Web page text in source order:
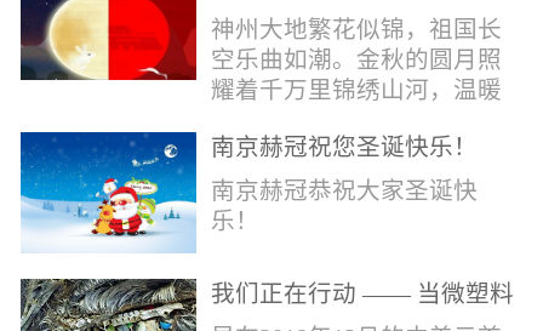
诞，科亚祝家国和融事事
圆！
神州大地繁花似锦，祖国长
空乐曲如潮。金秋的圆月照
耀着千万里锦绣山河，温暖
女。在这美好日子里，科亚
献上最真诚的祝福：愿我国
辈，世代自强不息，愿我中
南京赫冠祝您圣诞快乐！
南京赫冠恭祝大家圣诞快
乐！
我们正在行动 —— 当微塑料
污染正在侵蚀我们的地球(1)